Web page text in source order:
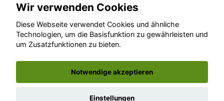
© konjunkturmotor.de GmbH 2020 - 2026
Wir verwenden Cookies
Diese Webseite verwendet Cookies und ähnliche
Technologien, um die Basisfunktion zu gewährleisten und
um Zusatzfunktionen zu bieten.
Notwendige akzeptieren
Einstellungen